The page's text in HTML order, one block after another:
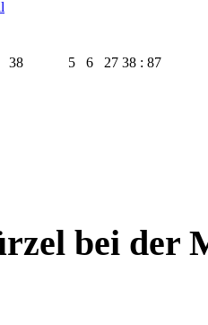
38 5 6 27 38 : 87
bei der